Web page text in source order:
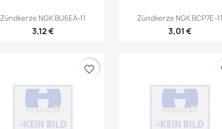
Vorschau
Zündkerze NGK BU6EA-11
3,12 €
Vorschau
Zündkerze NGK BCP7E-11
3,01 €
favorite_border